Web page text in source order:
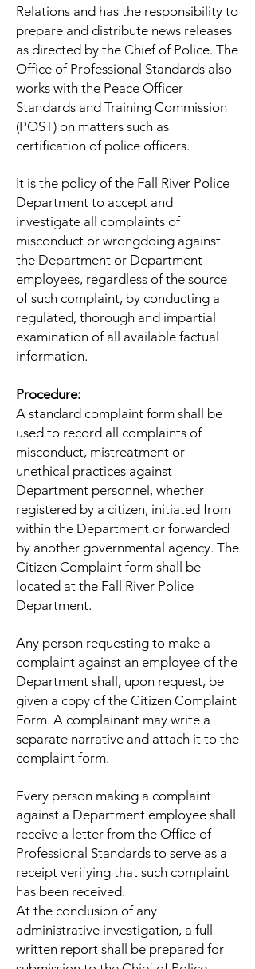
Relations and has the responsibility to
prepare and distribute news releases
as directed by the Chief of Police. The
Office of Professional Standards also
works with the Peace Officer
Standards and Training Commission
(POST) on matters such as
certification of police officers.
It is the policy of the Fall River Police
Department to accept and
investigate all complaints of
misconduct or wrongdoing against
the Department or Department
employees, regardless of the source
of such complaint, by conducting a
regulated, thorough and impartial
examination of all available factual
information.
Procedure:
A standard complaint form shall be
used to record all complaints of
misconduct, mistreatment or
unethical practices against
Department personnel, whether
registered by a citizen, initiated from
within the Department or forwarded
by another governmental agency. The
Citizen Complaint form shall be
located at the Fall River Police
Department.
Any person requesting to make a
complaint against an employee of the
Department shall, upon request, be
given a copy of the Citizen Complaint
Form. A complainant may write a
separate narrative and attach it to the
complaint form.
Every person making a complaint
against a Department employee shall
receive a letter from the Office of
Professional Standards to serve as a
receipt verifying that such complaint
has been received.
At the conclusion of any
administrative investigation, a full
written report shall be prepared for